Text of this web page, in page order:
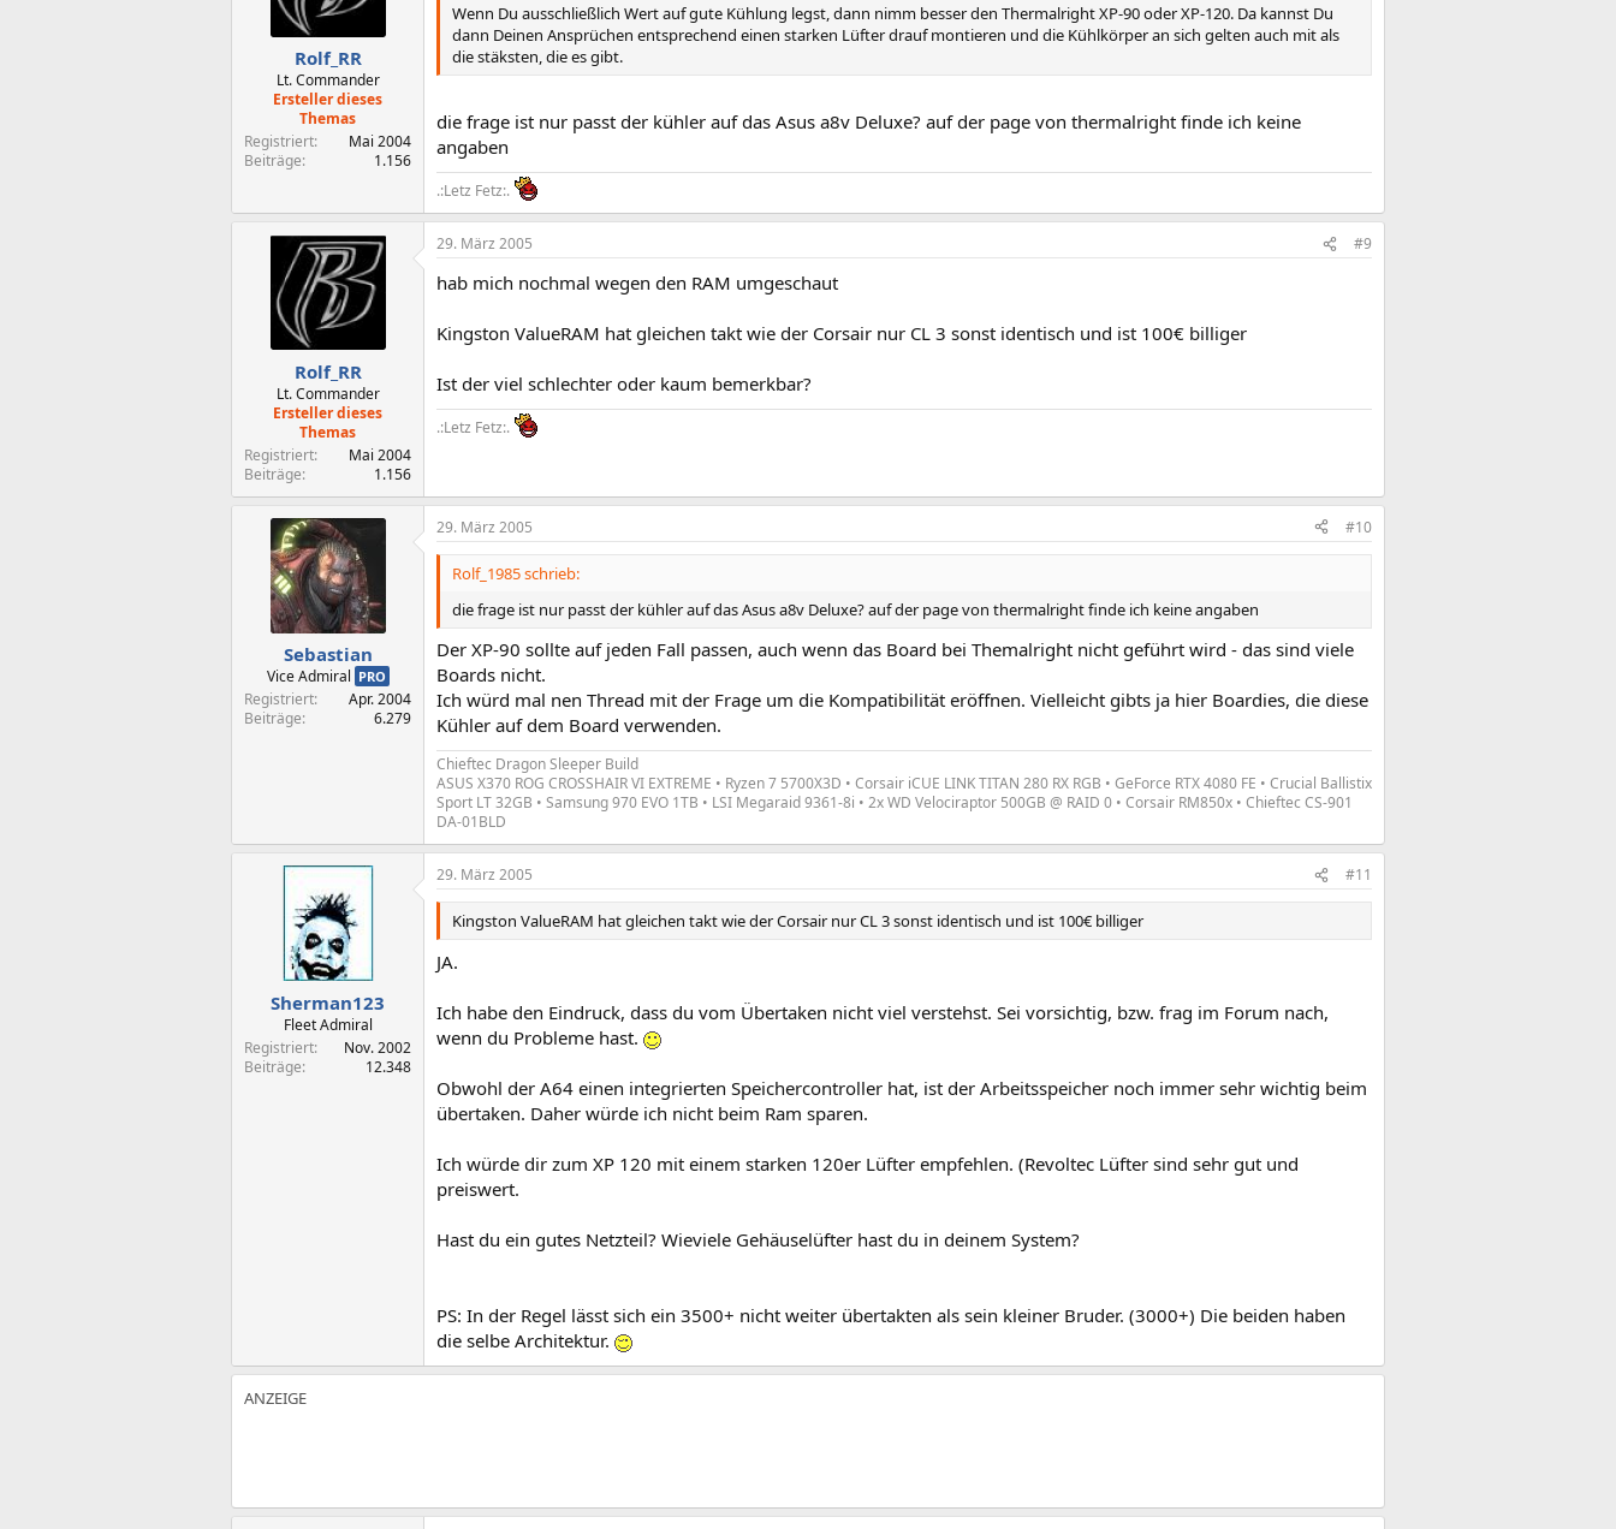
Rolf_RR
Lt. Commander
Ersteller dieses
Themas
Registriert
Mai 2004
Beiträge
1.156
Wenn Du ausschließlich Wert auf gute Kühlung legst, dann nimm besser den Thermalright XP-90 oder XP-120. Da kannst Du
dann Deinen Ansprüchen entsprechend einen starken Lüfter drauf montieren und die Kühlkörper an sich gelten auch mit als
die stäksten, die es gibt.
die frage ist nur passt der kühler auf das Asus a8v Deluxe? auf der page von thermalright finde ich keine
angaben
.:Letz Fetz:.
Rolf_RR
Lt. Commander
Ersteller dieses
Themas
Registriert
Mai 2004
Beiträge
1.156
29. März 2005 #9
hab mich nochmal wegen den RAM umgeschaut
Kingston ValueRAM hat gleichen takt wie der Corsair nur CL 3 sonst identisch und ist 100€ billiger
Ist der viel schlechter oder kaum bemerkbar?
.:Letz Fetz:.
Sebastian
Vice Admiral PRO
Registriert
Apr. 2004
Beiträge
6.279
29. März 2005 #10
Rolf_1985 schrieb:
die frage ist nur passt der kühler auf das Asus a8v Deluxe? auf der page von thermalright finde ich keine angaben
Der XP-90 sollte auf jeden Fall passen, auch wenn das Board bei Themalright nicht geführt wird - das sind viele
Boards nicht.
Ich würd mal nen Thread mit der Frage um die Kompatibilität eröffnen. Vielleicht gibts ja hier Boardies, die diese
Kühler auf dem Board verwenden.
Chieftec Dragon Sleeper Build
ASUS X370 ROG CROSSHAIR VI EXTREME • Ryzen 7 5700X3D • Corsair iCUE LINK TITAN 280 RX RGB • GeForce RTX 4080 FE • Crucial Ballistix
Sport LT 32GB • Samsung 970 EVO 1TB • LSI Megaraid 9361-8i • 2x WD Velociraptor 500GB @ RAID 0 • Corsair RM850x • Chieftec CS-901
DA-01BLD
Sherman123
Fleet Admiral
Registriert
Nov. 2002
Beiträge
12.348
29. März 2005 #11
Kingston ValueRAM hat gleichen takt wie der Corsair nur CL 3 sonst identisch und ist 100€ billiger
JA.
Ich habe den Eindruck, dass du vom Übertaken nicht viel verstehst. Sei vorsichtig, bzw. frag im Forum nach,
wenn du Probleme hast.
Obwohl der A64 einen integrierten Speichercontroller hat, ist der Arbeitsspeicher noch immer sehr wichtig beim
übertaken. Daher würde ich nicht beim Ram sparen.
Ich würde dir zum XP 120 mit einem starken 120er Lüfter empfehlen. (Revoltec Lüfter sind sehr gut und
preiswert.
Hast du ein gutes Netzteil? Wieviele Gehäuselüfter hast du in deinem System?
PS: In der Regel lässt sich ein 3500+ nicht weiter übertakten als sein kleiner Bruder. (3000+) Die beiden haben
die selbe Architektur.